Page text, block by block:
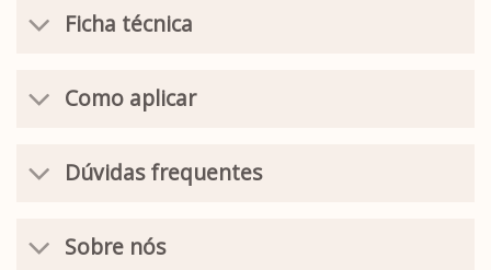
Ficha técnica
Como aplicar
Dúvidas frequentes
Sobre nós